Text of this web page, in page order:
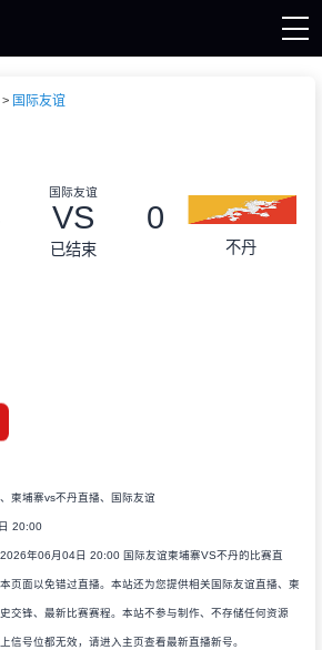
国际友谊
国际友谊
VS 0
已结束 不丹
柬埔寨vs不丹直播、国际友谊
20:00
2026年06月04日 20:00 国际友谊柬埔寨VS不丹的比赛直
页面以免错过直播。本站还为您提供相关国际友谊直播、柬
交锋、最新比赛赛程。本站不参与制作、不存储任何资源
信号位都无效，请进入主页查看最新直播新号。